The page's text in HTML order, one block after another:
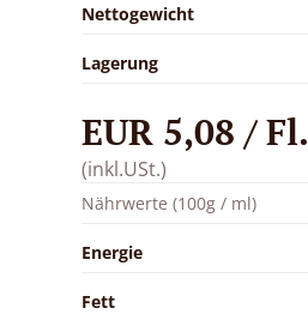
Nettogewicht
Lagerung
EUR 5,08 / Fl.
(inkl.USt.)
Nährwerte (100g / ml)
Energie
Fett